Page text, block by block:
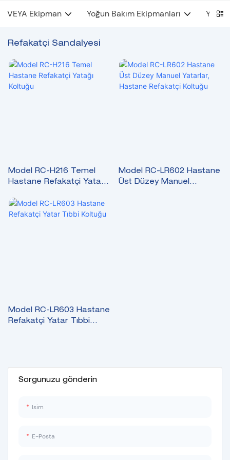
VEYA Ekipman Yoğun Bakım Ekipmanları YYBÜ
Refakatçi Sandalyesi
Sorgunuzu gönderin
Isim
E-Posta
Model RC-H216 Temel
Hastane Refakatçi Yatağı
Model RC-LR602 Hastane
Üst Düzey Manuel
Model RC-LR603 Hastane
Refakatçi Yatar Tıbbi